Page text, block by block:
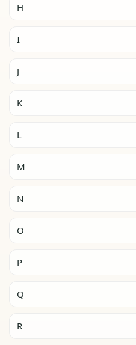
H
I
J
K
L
M
N
O
P
Q
R